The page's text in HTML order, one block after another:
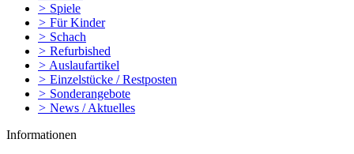
> Spiele
> Für Kinder
> Schach
> Refurbished
> Auslaufartikel
> Einzelstücke / Restposten
> Sonderangebote
> News / Aktuelles
Informationen